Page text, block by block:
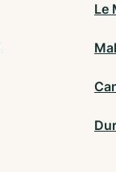
Le